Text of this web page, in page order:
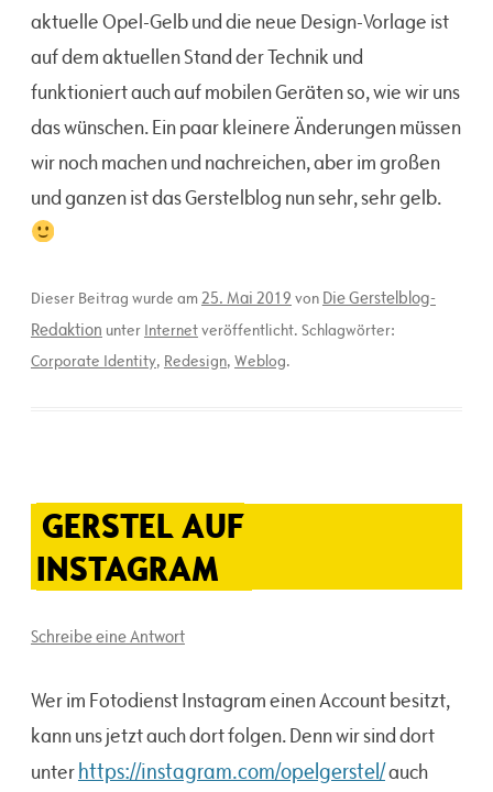
aktuelle Opel-Gelb und die neue Design-Vorlage ist
auf dem aktuellen Stand der Technik und
funktioniert auch auf mobilen Geräten so, wie wir uns
das wünschen. Ein paar kleinere Änderungen müssen
wir noch machen und nachreichen, aber im großen
und ganzen ist das Gerstelblog nun sehr, sehr gelb.
Dieser Beitrag wurde am 25. Mai 2019 von Die Gerstelblog-
Redaktion unter Internetveröffentlicht. Schlagwörter:
Corporate Identity, Redesign, Weblog.
GERSTEL AUF
INSTAGRAM
Schreibe eine Antwort
Wer im Fotodienst Instagram einen Account besitzt,
kann uns jetzt auch dort folgen. Denn wir sind dort
unterhttps://instagram.com/opelgerstel/auch